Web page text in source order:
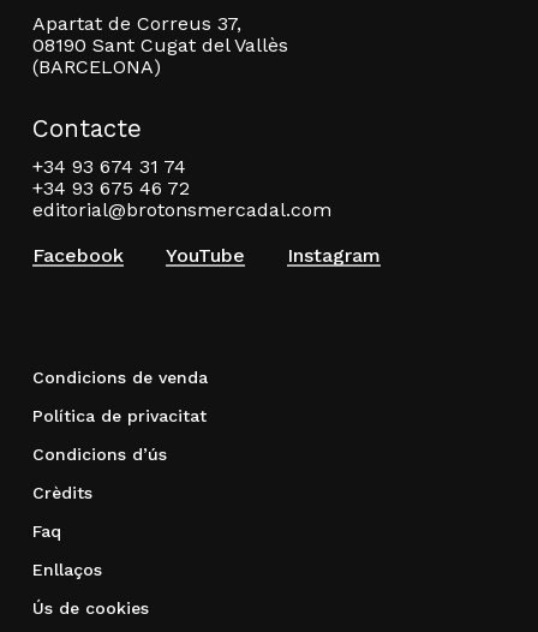
Apartat de Correus 37,
08190 Sant Cugat del Vallès
(BARCELONA)
Contacte
+34 93 674 31 74
+34 93 675 46 72
editorial@brotonsmercadal.com
Facebook
YouTube Instagram
Condicions de venda
Política de privacitat
Condicions d’ús
Crèdits
Faq
Enllaços
Ús de cookies